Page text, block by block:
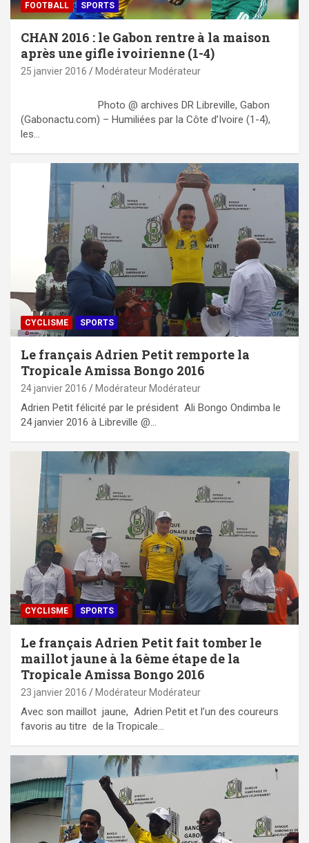
FOOTBALL SPORTS
CHAN 2016 : le Gabon rentre à la maison
après une gifle ivoirienne (1-4)
25 janvier 2016 Modérateur Modérateur
Photo @ archives DR Libreville, Gabon
(Gabonactu.com) – Humiliées par la Côte d’Ivoire (1-4),
les…
CYCLISME SPORTS
Le français Adrien Petit remporte la
Tropicale Amissa Bongo 2016
24 janvier 2016 Modérateur Modérateur
Adrien Petit félicité par le président Ali Bongo Ondimba le
24 janvier 2016 à Libreville @…
CYCLISME SPORTS
Le français Adrien Petit fait tomber le
maillot jaune à la 6ème étape de la
Tropicale Amissa Bongo 2016
23 janvier 2016 Modérateur Modérateur
Avec son maillot jaune, Adrien Petit et l’un des coureurs
favoris au titre de la Tropicale…